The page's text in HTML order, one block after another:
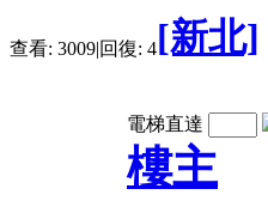
查看: 3009|回復: 4[新北]
電梯直達
樓主